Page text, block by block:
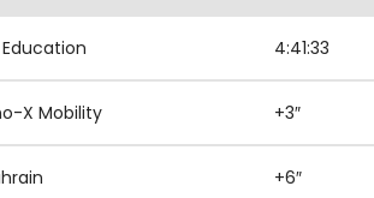
Education 4:41:33
X Mobility +3″
+6″